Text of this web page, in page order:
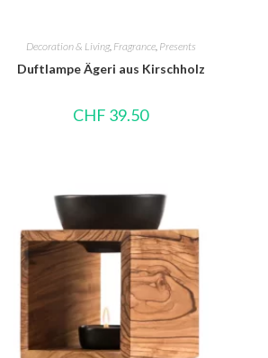
Decoration & Living, Fragrance, Presents
Duftlampe Ägeri aus Kirschholz
CHF 39.50